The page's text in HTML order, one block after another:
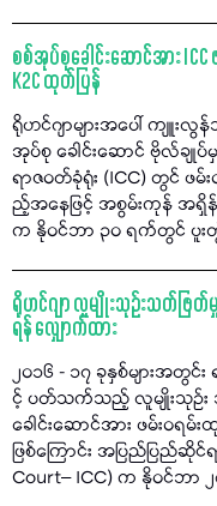
စစ်အုပ်စုခေါင်းဆောင်အား
K2C ထုတ်ပြန်
ရိုဟင်ဂျာများအပေါ် ကျူ
အုပ်စု ခေါင်းဆောင် ဗိုလ်ချု
ရာဇဝတ်ခုံရုံး (ICC) တွင် ဖမ်
ည့်အနေဖြင့် အစွမ်းကုန် အရှိန်
က နိုဝင်ဘာ ၃၀ ရက်တွင် ပူ
ရိုဟင်ဂျာ လူမျိုးသုဉ်းသတ်ဖြ
ရန် လျှောက်ထား
၂၀၁၆ - ၁၇ ခုနှစ်များအတွင်း
င့် ပတ်သက်သည့် လူမျိုးသုဉ်
ခေါင်းဆောင်အား ဖမ်းဝ
ဖြစ်ကြောင်း အပြည်ပြည်ဆို
Court– ICC) က နိုဝင်ဘ